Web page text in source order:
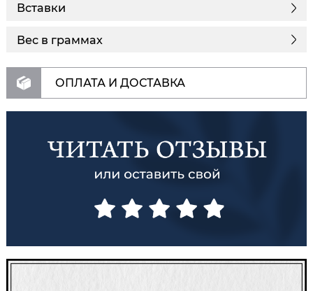
Вставки
Вес в граммах
ОПЛАТА И ДОСТАВКА